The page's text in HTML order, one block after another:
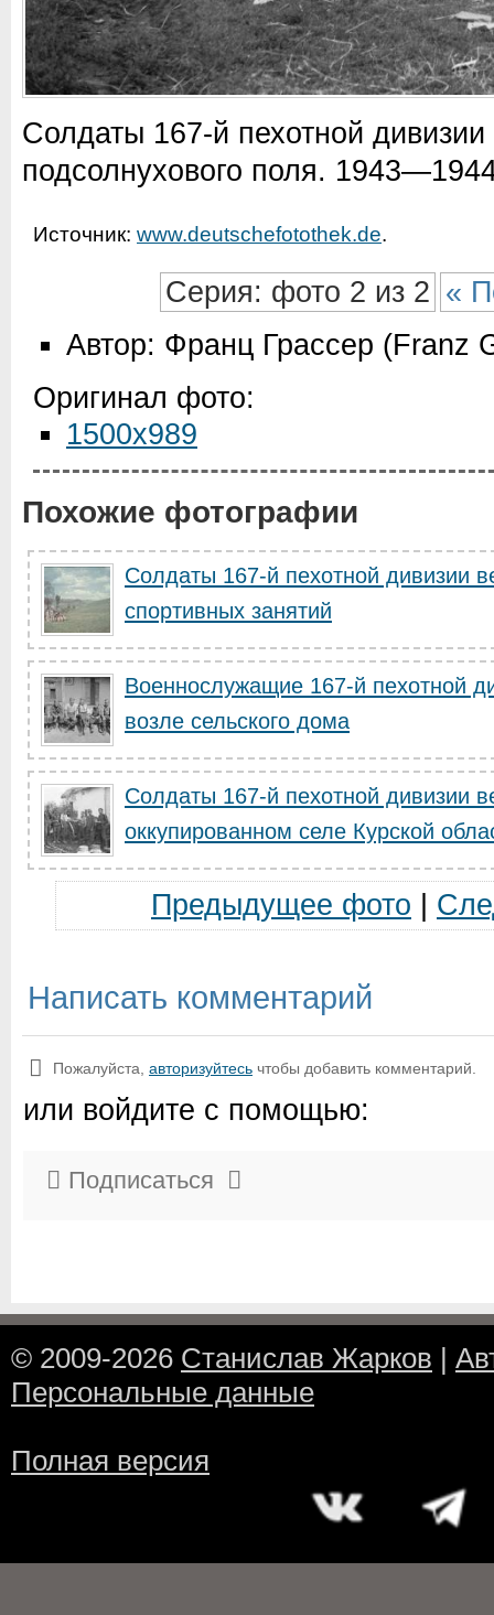
Солдаты 167-й пехотной
подсолнухового поля. 1943—1944
Источник: www.deutschefotothek.de.
Серия: фото 2 из 2 «
Автор: Франц Грассер (Franz
Оригинал фото:
1500x989
Похожие фотографии
Солдаты 167-й пехотной дивизии
спортивных занятий
Военнослужащие 167-й пехотной
возле сельского дома
Солдаты 167-й пехотной дивизии
оккупированном селе Курской
Предыдущее фото
Написать комментарий
Пожалуйста, авторизуйтесь чтобы добавить комментарий.
или войдите с помощью:
Подписаться
© 2009-2026 Станислав Жарков |
Персональные данные
Полная версия